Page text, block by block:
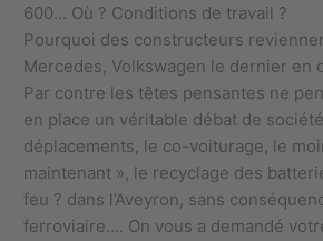
600… Où ? Conditions de travail ?
Pourquoi des constructeurs
Mercedes, Volkswagen le dernier en
Par contre les têtes pensantes ne
en place un véritable débat de
déplacements, le co-voiturage, le
maintenant », le recyclage des
feu ? dans l’Aveyron, sans
ferroviaire…. On vous a demandé